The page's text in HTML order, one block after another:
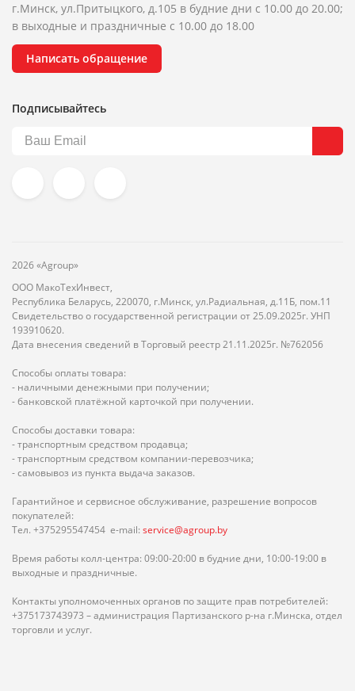
г.Минск, ул.Притыцкого, д.105 в будние дни с 10.00 до 20.00;
в выходные и праздничные с 10.00 до 18.00
Написать обращение
Подписывайтесь
2026 «Agroup»
ООО МакоТехИнвест,
Республика Беларусь, 220070, г.Минск, ул.Радиальная, д.11Б, пом.11
Свидетельство о государственной регистрации от 25.09.2025г. УНП
193910620.
Дата внесения сведений в Торговый реестр 21.11.2025г. №762056
Способы оплаты товара:
- наличными денежными при получении;
- банковской платёжной карточкой при получении.
Способы доставки товара:
- транспортным средством продавца;
- транспортным средством компании-перевозчика;
- самовывоз из пункта выдача заказов.
Гарантийное и сервисное обслуживание, разрешение вопросов
покупателей:
Тел. +375295547454 e-mail: service@agroup.by
Время работы колл-центра: 09:00-20:00 в будние дни, 10:00-19:00 в
выходные и праздничные.
Контакты уполномоченных органов по защите прав потребителей:
+375173743973 – администрация Партизанского р-на г.Минска, отдел
торговли и услуг.